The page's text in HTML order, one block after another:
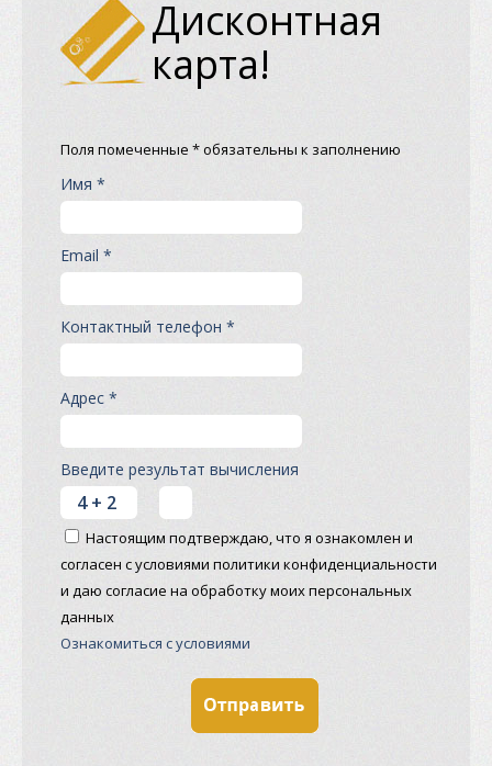
Дисконтная
карта!
Поля помеченные * обязательны к заполнению
Имя *
Email *
Контактный телефон *
Адрес *
Введите результат вычисления
Настоящим подтверждаю, что я ознакомлен и
согласен с условиями политики конфиденциальности
и даю согласие на обработку моих персональных
данных
Ознакомиться с условиями